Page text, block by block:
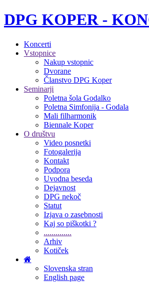
DPG KOPER -
Koncerti
Vstopnice
Nakup vstopnic
Dvorane
Članstvo DPG Koper
Seminarji
Poletna šola Godalko
Poletna Simfonija - Godala
Mali filharmonik
Biennale Koper
O društvu
Video posnetki
Fotogalerija
Kontakt
Podpora
Uvodna beseda
Dejavnost
DPG nekoč
Statut
Izjava o zasebnosti
Kaj so piškotki ?
..............
Arhiv
Kotiček
Slovenska stran
English page